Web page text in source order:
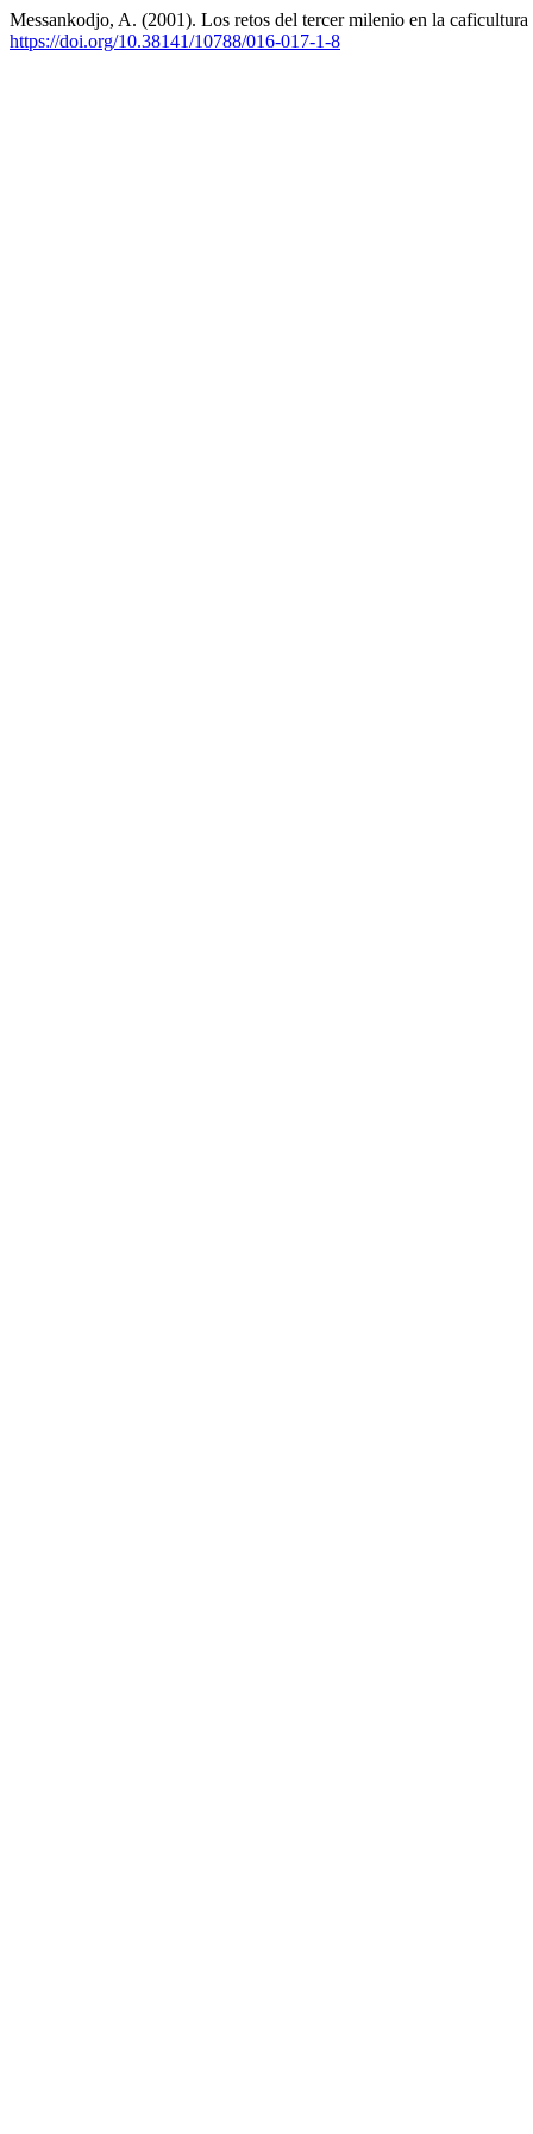
Messankodjo, A. (2001). Los retos del tercer milenio en la
https://doi.org/10.38141/10788/016-017-1-8